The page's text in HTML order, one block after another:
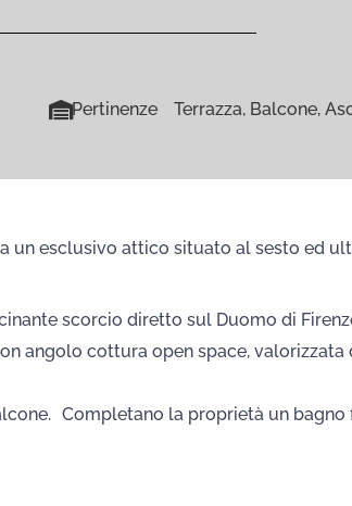
Pertinenze Terrazza, Balcone,
un esclusivo attico situato al sesto ed
scorcio diretto sul Duomo di
angolo cottura open space, valorizzata
Completano la proprietà un bagno